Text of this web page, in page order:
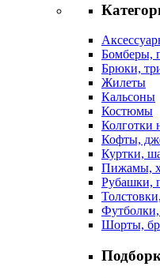
Бомберы,
Брюки,
Жилеты
Кальсоны
Костюмы
Колготки
Кофты,
Куртки,
Пижамы,
Рубашки,
Шорты,